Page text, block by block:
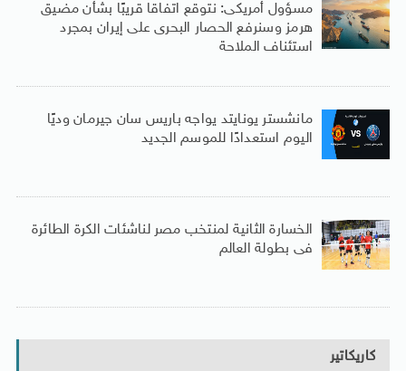
مسؤول أمريكى: نتوقع اتفاقا قريبًا بشأن مضيق
هرمز وسنرفع الحصار البحرى على إيران بمجرد
استئناف الملاحة
مانشستر يونايتد يواجه باريس سان جيرمان وديًا
اليوم استعدادًا للموسم الجديد
الخسارة الثانية لمنتخب مصر لناشئات الكرة الطائرة
فى بطولة العالم
كاريكاتير